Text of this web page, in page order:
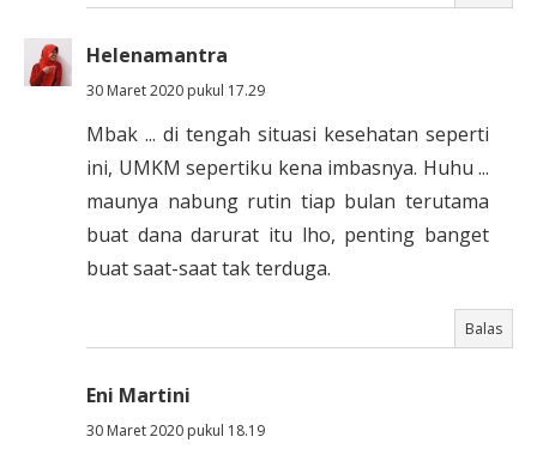
Helenamantra
30 Maret 2020 pukul 17.29
Mbak ... di tengah situasi kesehatan seperti
ini, UMKM sepertiku kena imbasnya. Huhu ...
maunya nabung rutin tiap bulan terutama
buat dana darurat itu lho, penting banget
buat saat-saat tak terduga.
Balas
Eni Martini
30 Maret 2020 pukul 18.19